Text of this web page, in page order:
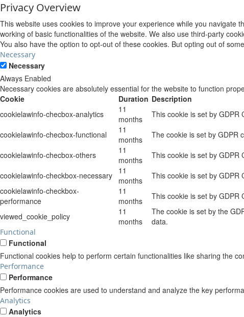
Privacy Overview
This website uses cookies to improve your experience while you
working of basic functionalities of the website. We also use third-party
You also have the option to opt-out of these cookies. But opting out of
Necessary
Necessary
Always Enabled
Necessary cookies are absolutely essential for the website to function
Cookie
Duration Description
cookielawinfo-checbox-analytics
11
months
This cookie is set by GDPR
cookielawinfo-checbox-functional
11
months
The cookie is set by GDPR
cookielawinfo-checbox-others
11
months
This cookie is set by GDPR
cookielawinfo-checkbox-necessary
11
months
This cookie is set by GDPR
cookielawinfo-checkbox-
performance
11
months
This cookie is set by GDPR
viewed_cookie_policy
11
months
The cookie is set by the
data.
Functional
Functional
Functional cookies help to perform certain functionalities like sharing the
Performance
Performance
Performance cookies are used to understand and analyze the key
Analytics
Analytics